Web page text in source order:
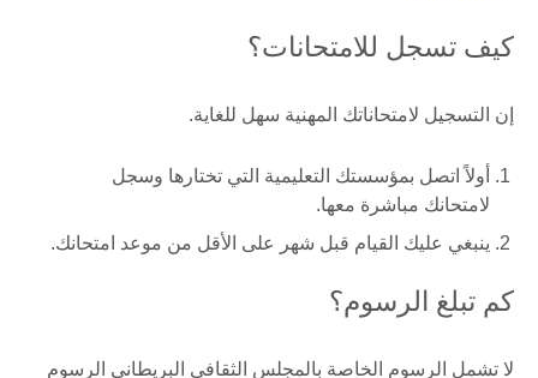
كيف تسجل للامتحانات؟
إن التسجيل لامتحاناتك المهنية سهل للغاية.
أولاً اتصل بمؤسستك التعليمية التي تختارها وسجل
لامتحانك مباشرة معها.
ينبغي عليك القيام قبل شهر على الأقل من موعد امتحانك.
كم تبلغ الرسوم؟
لا تشمل الرسوم الخاصة بالمجلس الثقافي البريطاني الرسوم